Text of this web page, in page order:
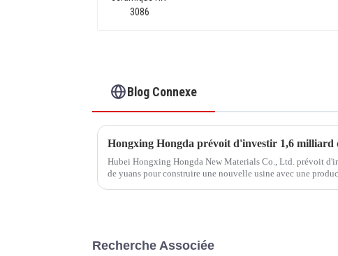
Blog Connexe
Hubei Hongxing Hongda New Materials Co., Ltd. prévoit
de yuans pour construire une nouvelle usine avec une
Recherche Associée